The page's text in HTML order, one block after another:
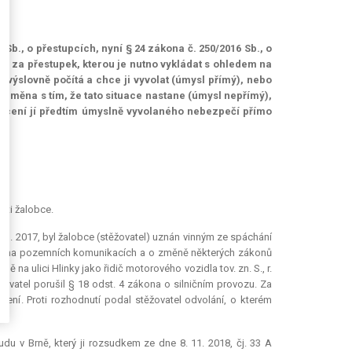
o přestupcích, nyní § 24 zákona č. 250/2016 Sb., o
za přestupek, kterou je nutno vykládat s ohledem na
počítá a chce ji vyvolat (úmysl přímý), nebo
s tím, že tato situace nastane (úmysl nepřímý),
jí předtím úmyslně vyvolaného nebezpečí přímo
žalobce.
2017, byl žalobce (stěžovatel) uznán vinným ze spáchání
pozemních komunikacích a o změně některých zákonů
na ulici Hlinky jako řidič motorového vozidla tov. zn. S., r.
porušil § 18 odst. 4 zákona o silničním provozu. Za
Proti rozhodnutí podal stěžovatel odvolání, o kterém
v Brně, který ji rozsudkem ze dne 8. 11. 2018, čj. 33 A